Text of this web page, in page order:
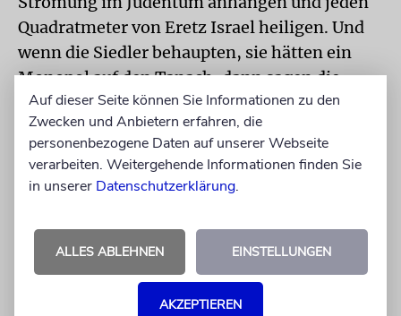
Quadratmeter von Eretz Israel heiligen. Und
wenn die Siedler behaupten, sie hätten ein
Monopol auf den Tanach, dann sagen die
säkularen Juden in – wie ich betone – ihrer
Torheit: »Okay, der Tanach gehört euch, wir
halten uns da raus.« Das ist ein großer Fehler,
denn der Tanach gehört uns allen, und auch
Grundlage unserer Kultur wiederfinden. Die
gesamte jüdische Kultur beruht auf dem
Tanach. Jede Generation hat etwas
hinzugefügt und neu ausgelegt, aber jede
Auf dieser Seite können Sie Informationen zu den
Zwecken und Anbietern erfahren, die
personenbezogene Daten auf unserer Webseite
verarbeiten. Weitergehende Informationen finden Sie
in unserer Datenschutzerklärung.
ALLES ABLEHNEN EINSTELLUNGEN
AKZEPTIEREN